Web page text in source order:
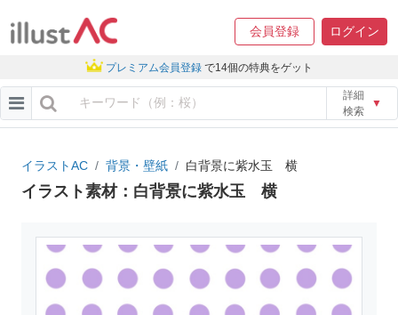
会員登録 ログイン
プレミアム会員登録 で14個の特典をゲット
詳細
検索
▼
イラストAC 背景・壁紙 白背景に紫水玉 横
イラスト素材：白背景に紫水玉 横